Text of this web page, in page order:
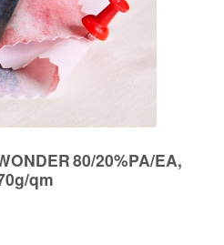
80/20%PA/EA,
qm